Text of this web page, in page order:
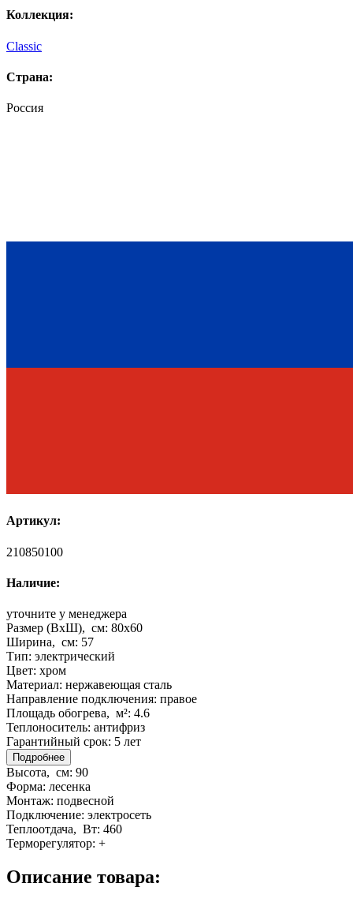
Коллекция:
Classic
Страна:
Россия
Артикул:
210850100
Наличие:
уточните у менеджера
Размер (ВхШ), см: 80х60
Ширина, см: 57
Тип: электрический
Цвет: хром
Материал: нержавеющая сталь
Направление подключения: правое
Площадь обогрева, м²: 4.6
Теплоноситель: антифриз
Гарантийный срок: 5 лет
Подробнее
Высота, см: 90
Форма: лесенка
Монтаж: подвесной
Подключение: электросеть
Теплоотдача, Вт: 460
Терморегулятор: +
Описание товара: